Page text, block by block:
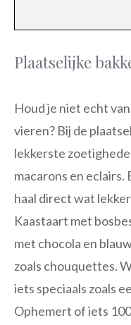
Plaatselijke
Houd je niet echt
vieren? Bij de
lekkerste
macarons en eclairs.
haal direct wat
Kaastaart met
met chocola en
zoals chouquettes.
iets speciaals zoals
Ophemert of iets